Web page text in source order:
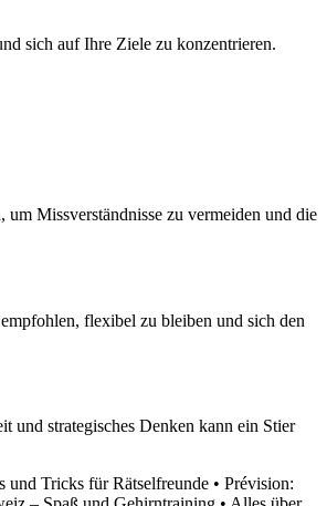
sich auf Ihre Ziele zu konzentrieren.
Missverständnisse zu vermeiden und die
flexibel zu bleiben und sich den
und strategisches Denken kann ein Stier
und Tricks für Rätselfreunde • Prévision: